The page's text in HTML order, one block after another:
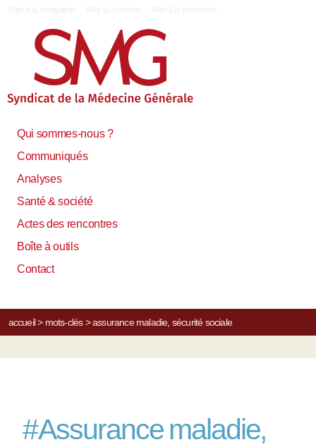
Qui sommes-nous ?
Communiqués
Analyses
Santé & société
Actes des rencontres
Boîte à outils
Contact
accueil> mots-clés> assurance maladie, sécurité sociale
#Assurance maladie,